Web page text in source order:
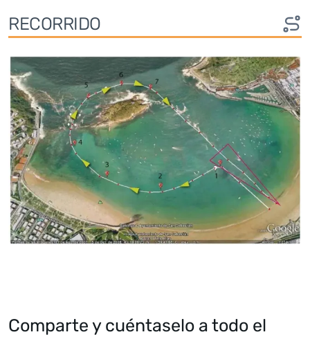
RECORRIDO
Comparte y cuéntaselo a todo el